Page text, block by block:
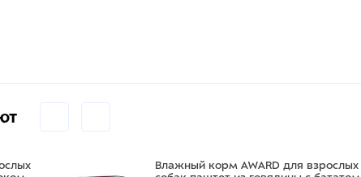
Влажный корм AWARD для взрослых